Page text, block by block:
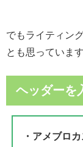
でもライティン
とも思っています
ヘッダーを
・アメブロ